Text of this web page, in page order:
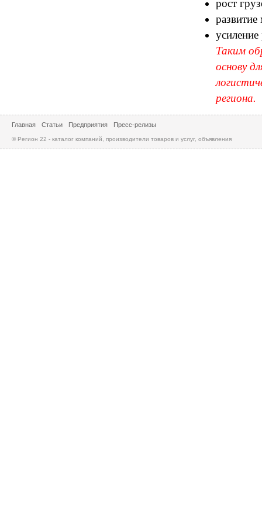
рост
Таким
основу
региона.
Главная Статьи Предприятия Пресс-релизы
© Регион 22 - каталог компаний, производители товаров и услуг, объявления